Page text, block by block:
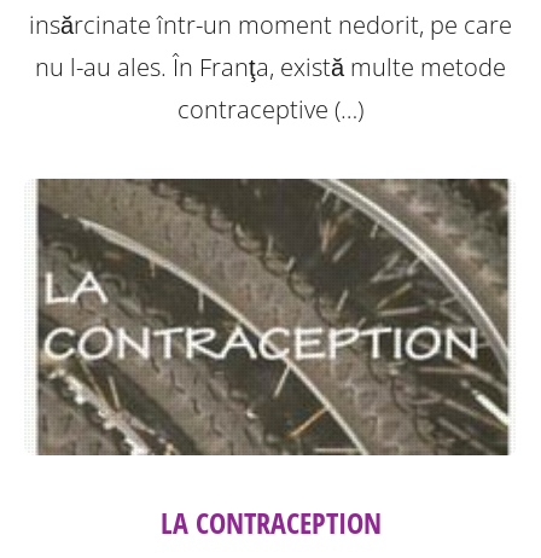
insărcinate într-un moment nedorit, pe care
nu l-au ales. În Franţa, există multe metode
contraceptive (…)
LA CONTRACEPTION